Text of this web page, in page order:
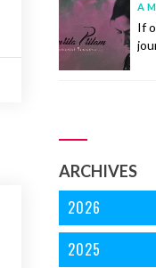
ही
If
ARCHIVES
2026
2025